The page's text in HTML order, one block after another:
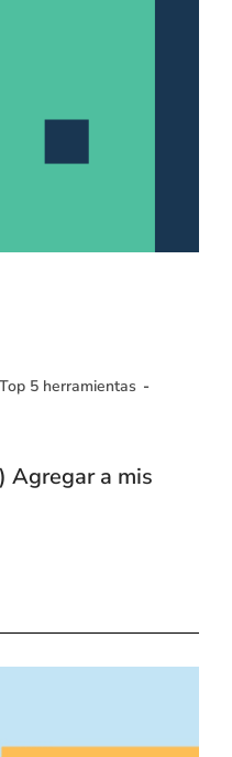
Top 5 herramientas
Agregar a mis